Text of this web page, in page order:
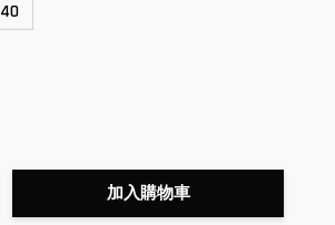
40
加入購物車